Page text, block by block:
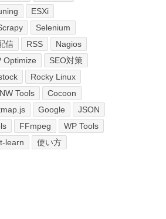
ESXi
Selenium
信 RSS
Nagios
Optimize
SEO対策
Rocky Linux
NW Tools
Cocoon
Google
JSON
FFmpeg
WP Tools
learn 使い方